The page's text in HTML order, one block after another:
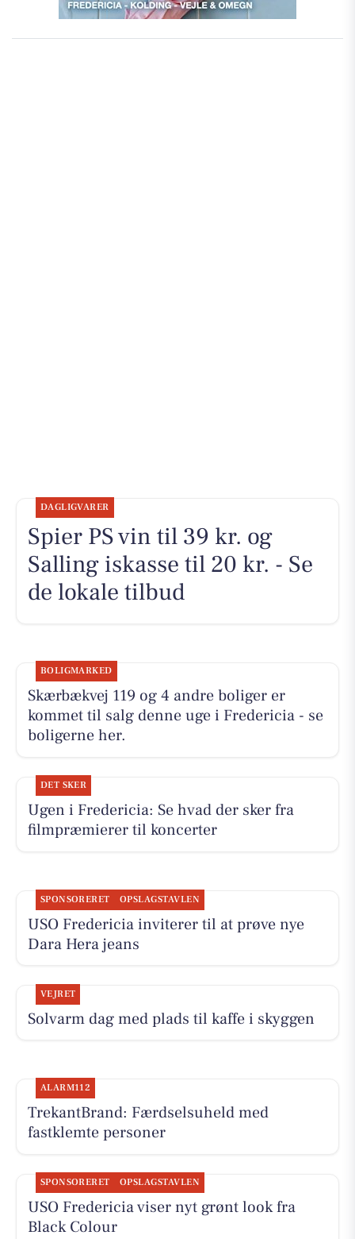
DAGLIGVARER
Spier PS vin til 39 kr. og
Salling iskasse til 20 kr. - Se
de lokale tilbud
BOLIGMARKED
Skærbækvej 119 og 4 andre boliger er
kommet til salg denne uge i Fredericia - se
boligerne her.
DET SKER
Ugen i Fredericia: Se hvad der sker fra
filmpræmierer til koncerter
SPONSORERET OPSLAGSTAVLEN
USO Fredericia inviterer til at prøve nye
Dara Hera jeans
VEJRET
Solvarm dag med plads til kaffe i skyggen
ALARM112
TrekantBrand: Færdselsuheld med
fastklemte personer
SPONSORERET OPSLAGSTAVLEN
USO Fredericia viser nyt grønt look fra
Black Colour